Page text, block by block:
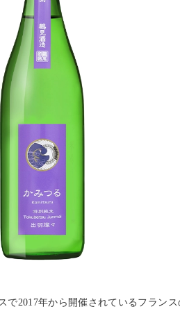
で2017年から開催されているフラン